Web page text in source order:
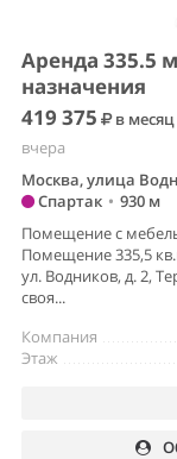
Аренда 335.5
назначения
419 375
в месяц
вчера
Москва, улица
Спартак • 930 м
Помещение с
Помещение 335,5
ул. Водников, д. 2,
своя...
Компания
Этаж